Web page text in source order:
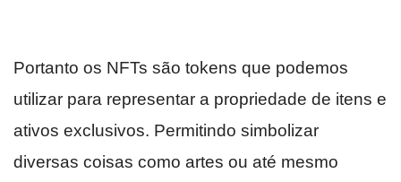
Portanto os NFTs são tokens que podemos
utilizar para representar a propriedade de itens e
ativos exclusivos. Permitindo simbolizar
diversas coisas como artes ou até mesmo